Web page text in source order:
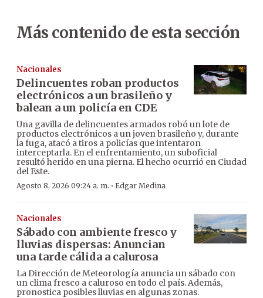
Más contenido de esta sección
Nacionales
Delincuentes roban productos
electrónicos a un brasileño y
balean a un policía en CDE
Una gavilla de delincuentes armados robó un lote de
productos electrónicos a un joven brasileño y, durante
la fuga, atacó a tiros a policías que intentaron
interceptarla. En el enfrentamiento, un suboficial
resultó herido en una pierna. El hecho ocurrió en Ciudad
del Este.
Agosto 8, 2026 09:24 a. m. · Edgar Medina
Nacionales
Sábado con ambiente fresco y
lluvias dispersas: Anuncian
una tarde cálida a calurosa
La Dirección de Meteorología anuncia un sábado con
un clima fresco a caluroso en todo el país. Además,
pronostica posibles lluvias en algunas zonas.